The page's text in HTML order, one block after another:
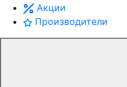
Акции
Производители